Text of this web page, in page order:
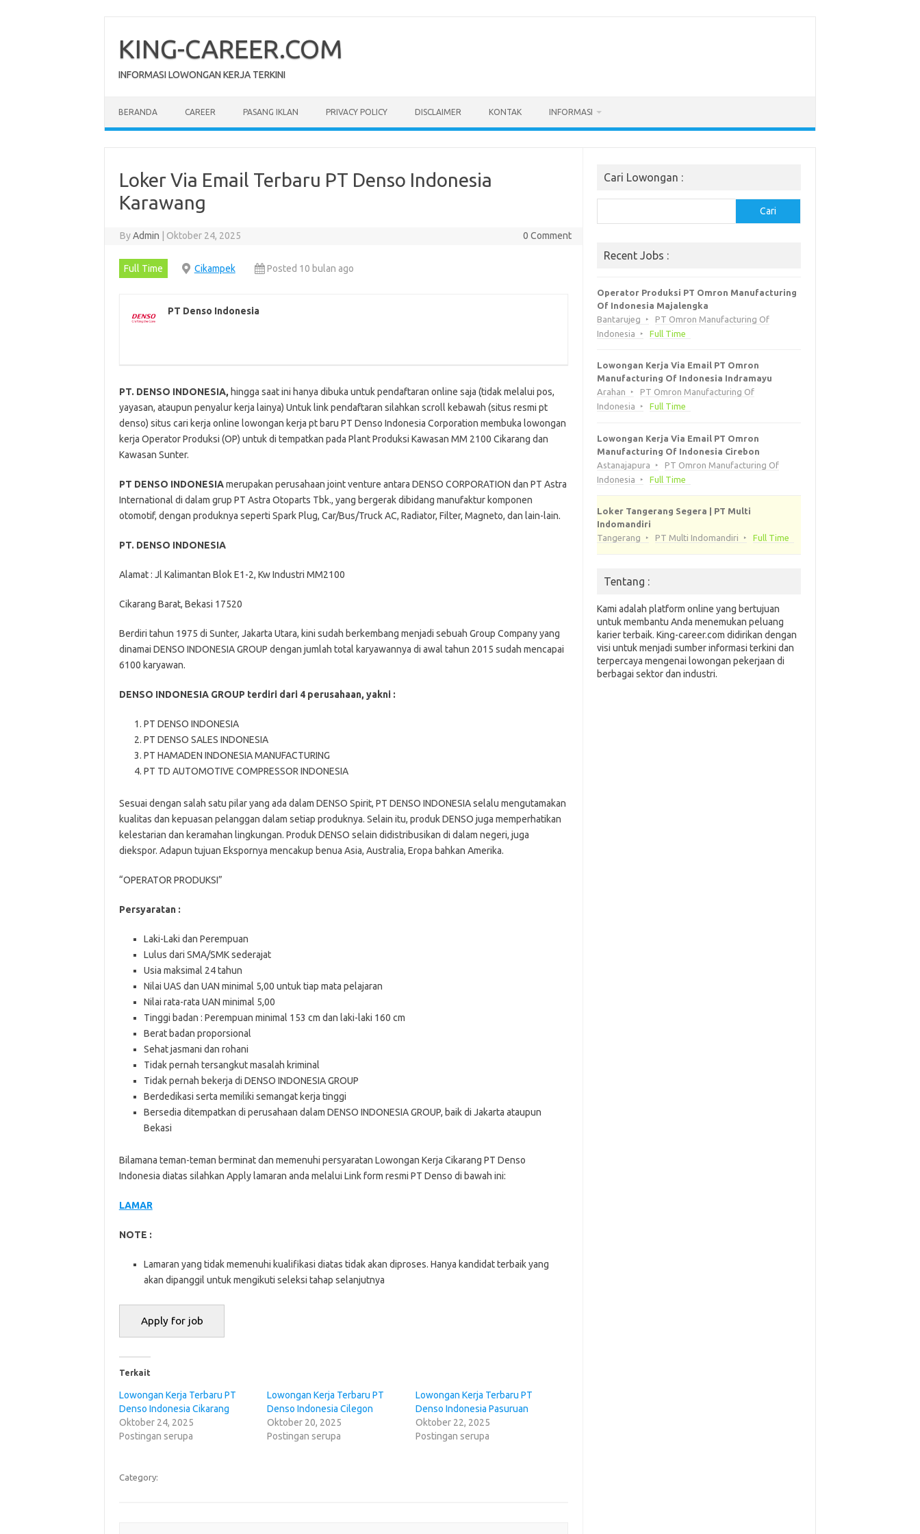
content
KING-CAREER.COM
INFORMASI LOWONGAN KERJA TERKINI
BERANDA CAREER PASANG IKLAN PRIVACY POLICY DISCLAIMER KONTAK INFORMASI
Loker Via Email Terbaru PT Denso Indonesia
Karawang
ByAdmin Oktober 24, 2025 0 Comment
Full Time Cikampek Posted 10 bulan ago
PT Denso Indonesia
PT. DENSO INDONESIA, hingga saat ini hanya dibuka untuk pendaftaran online saja (tidak melalui pos,
yayasan, ataupun penyalur kerja lainya) Untuk link pendaftaran silahkan scroll kebawah (situs resmi pt
denso) situs cari kerja online lowongan kerja pt baru PT Denso Indonesia Corporation membuka lowongan
kerja Operator Produksi (OP) untuk di tempatkan pada Plant Produksi Kawasan MM 2100 Cikarang dan
Kawasan Sunter.
PT DENSO INDONESIAmerupakan perusahaan joint venture antara DENSO CORPORATION dan PT Astra
International di dalam grup PT Astra Otoparts Tbk., yang bergerak dibidang manufaktur komponen
otomotif, dengan produknya seperti Spark Plug, Car/Bus/Truck AC, Radiator, Filter, Magneto, dan lain-lain.
PT. DENSO INDONESIA
Alamat : Jl Kalimantan Blok E1-2, Kw Industri MM2100
Cikarang Barat, Bekasi 17520
Berdiri tahun 1975 di Sunter, Jakarta Utara, kini sudah berkembang menjadi sebuah Group Company yang
dinamai DENSO INDONESIA GROUP dengan jumlah total karyawannya di awal tahun 2015 sudah mencapai
6100 karyawan.
DENSO INDONESIA GROUP terdiri dari 4 perusahaan, yakni :
PT DENSO INDONESIA
PT DENSO SALES INDONESIA
PT HAMADEN INDONESIA MANUFACTURING
PT TD AUTOMOTIVE COMPRESSOR INDONESIA
Sesuai dengan salah satu pilar yang ada dalam DENSO Spirit, PT DENSO INDONESIA selalu mengutamakan
kualitas dan kepuasan pelanggan dalam setiap produknya. Selain itu, produk DENSO juga memperhatikan
kelestarian dan keramahan lingkungan. Produk DENSO selain didistribusikan di dalam negeri, juga
diekspor. Adapun tujuan Ekspornya mencakup benua Asia, Australia, Eropa bahkan Amerika.
“OPERATOR PRODUKSI”
Persyaratan :
Laki-Laki dan Perempuan
Lulus dari SMA/SMK sederajat
Usia maksimal 24 tahun
Nilai UAS dan UAN minimal 5,00 untuk tiap mata pelajaran
Nilai rata-rata UAN minimal 5,00
Tinggi badan : Perempuan minimal 153 cm dan laki-laki 160 cm
Berat badan proporsional
Sehat jasmani dan rohani
Tidak pernah tersangkut masalah kriminal
Tidak pernah bekerja di DENSO INDONESIA GROUP
Berdedikasi serta memiliki semangat kerja tinggi
Bersedia ditempatkan di perusahaan dalam DENSO INDONESIA GROUP, baik di Jakarta ataupun
Bekasi
Bilamana teman-teman berminat dan memenuhi persyaratan Lowongan Kerja Cikarang PT Denso
Indonesia diatas silahkan Apply lamaran anda melalui Link form resmi PT Denso di bawah ini:
LAMAR
NOTE :
Lamaran yang tidak memenuhi kualifikasi diatas tidak akan diproses. Hanya kandidat terbaik yang
akan dipanggil untuk mengikuti seleksi tahap selanjutnya
Terkait
Lowongan Kerja Terbaru PT
Denso Indonesia Cikarang
Oktober 24, 2025
Postingan serupa
Lowongan Kerja Terbaru PT
Denso Indonesia Cilegon
Oktober 20, 2025
Postingan serupa
Lowongan Kerja Terbaru PT
Denso Indonesia Pasuruan
Oktober 22, 2025
Postingan serupa
Category:
Cari Lowongan :
Cari
Recent Jobs :
Operator Produksi PT Omron Manufacturing
Of Indonesia Majalengka
Bantarujeg
PT Omron Manufacturing Of
Indonesia
Full Time
Lowongan Kerja Via Email PT Omron
Manufacturing Of Indonesia Indramayu
Arahan
PT Omron Manufacturing Of
Indonesia
Full Time
Lowongan Kerja Via Email PT Omron
Manufacturing Of Indonesia Cirebon
Astanajapura
PT Omron Manufacturing Of
Indonesia
Full Time
Loker Tangerang Segera | PT Multi
Indomandiri
Tangerang
PT Multi Indomandiri Full Time
Tentang :
Kami adalah platform online yang bertujuan
untuk membantu Anda menemukan peluang
karier terbaik. King-career.com didirikan dengan
visi untuk menjadi sumber informasi terkini dan
terpercaya mengenai lowongan pekerjaan di
berbagai sektor dan industri.